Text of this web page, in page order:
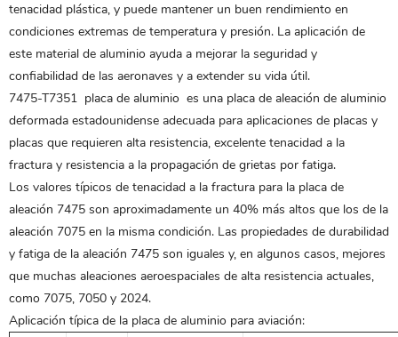
tenacidad plástica, y puede mantener un buen rendimiento en
condiciones extremas de temperatura y presión. La aplicación de
este material de aluminio ayuda a mejorar la seguridad y
confiabilidad de las aeronaves y a extender su vida útil.
7475-T7351 placa de aluminio es una placa de aleación de aluminio
deformada estadounidense adecuada para aplicaciones de placas y
placas que requieren alta resistencia, excelente tenacidad a la
fractura y resistencia a la propagación de grietas por fatiga.
Los valores típicos de tenacidad a la fractura para la placa de
aleación 7475 son aproximadamente un 40% más altos que los de la
aleación 7075 en la misma condición. Las propiedades de durabilidad
y fatiga de la aleación 7475 son iguales y, en algunos casos, mejores
que muchas aleaciones aeroespaciales de alta resistencia actuales,
como 7075, 7050 y 2024.
Aplicación típica de la placa de aluminio para aviación: